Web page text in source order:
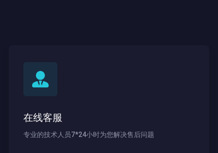
在线客服
专业的技术人员7*24小时为您解决售后问题